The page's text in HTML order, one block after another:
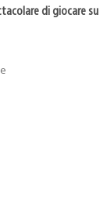
di giocare su